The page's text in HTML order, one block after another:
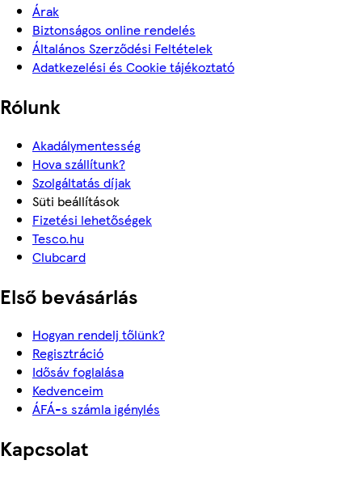
Árak
Biztonságos online rendelés
Általános Szerződési Feltételek
Adatkezelési és Cookie tájékoztató
Rólunk
Akadálymentesség
Hova szállítunk?
Szolgáltatás díjak
Süti beállítások
Fizetési lehetőségek
Tesco.hu
Clubcard
Első bevásárlás
Hogyan rendelj tőlünk?
Regisztráció
Idősáv foglalása
Kedvenceim
ÁFÁ-s számla igénylés
Kapcsolat